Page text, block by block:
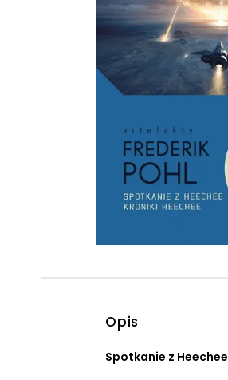
Opis
Spotkanie z Heechee
Powiększony kursor
Podkreślenie linków